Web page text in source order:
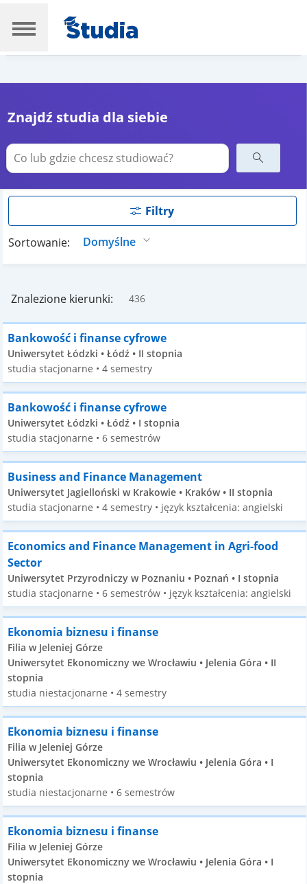
Znajdź studia dla siebie
Filtry
Sortowanie:
Znalezione kierunki: 436
Bankowość i finanse cyfrowe
Uniwersytet Łódzki • Łódź • II stopnia
studia stacjonarne • 4 semestry
Bankowość i finanse cyfrowe
Uniwersytet Łódzki • Łódź • I stopnia
studia stacjonarne • 6 semestrów
Business and Finance Management
Uniwersytet Jagielloński w Krakowie • Kraków • II stopnia
studia stacjonarne • 4 semestry • język kształcenia: angielski
Economics and Finance Management in Agri-food
Sector
Uniwersytet Przyrodniczy w Poznaniu • Poznań • I stopnia
studia stacjonarne • 6 semestrów • język kształcenia: angielski
Ekonomia biznesu i finanse
Filia w Jeleniej Górze
Uniwersytet Ekonomiczny we Wrocławiu • Jelenia Góra • II
stopnia
studia niestacjonarne • 4 semestry
Ekonomia biznesu i finanse
Filia w Jeleniej Górze
Uniwersytet Ekonomiczny we Wrocławiu • Jelenia Góra • I
stopnia
studia niestacjonarne • 6 semestrów
Ekonomia biznesu i finanse
Filia w Jeleniej Górze
Uniwersytet Ekonomiczny we Wrocławiu • Jelenia Góra • I
stopnia